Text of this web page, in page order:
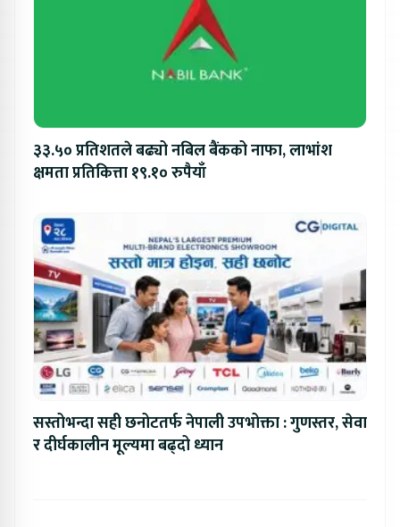
३३.५० प्रतिशतले बढ्यो नबिल बैंकको नाफा, लाभांश
क्षमता प्रतिकित्ता १९.१० रुपैयाँ
सस्तोभन्दा सही छनोटतर्फ नेपाली उपभोक्ता : गुणस्तर, सेवा
र दीर्घकालीन मूल्यमा बढ्दो ध्यान